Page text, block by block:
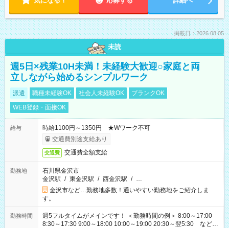
掲載日：2026.08.05
未読
週5日×残業10H未満！未経験大歓迎○家庭と両
立しながら始めるシンプルワーク
派遣 職種未経験OK 社会人未経験OK
ブランクOK
WEB登録・面接OK
給与
時給1100円～1350円 ★Wワーク不可
交通費別途支給あり
交通費 交通費全額支給
勤務地
石川県金沢市
金沢駅 / 東金沢駅 / 西金沢駅 / …
金沢市など…勤務地多数！通いやすい勤務地をご紹介しま
す。
勤務時間
週5フルタイムがメインです！ ＜勤務時間の例＞ 8:00～17:00
8:30～17:30 9:00～18:00 10:00～19:00 20:30～翌5:30 など ★